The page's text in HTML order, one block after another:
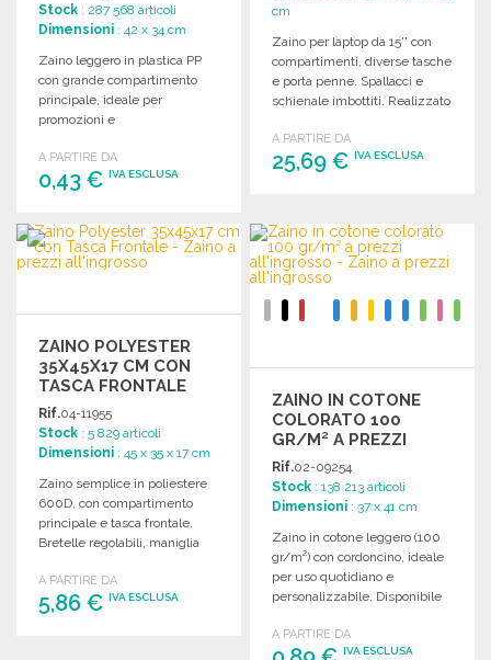
Stock : 287 568 articoli
Dimensioni : 42 x 34 cm
Zaino leggero in plastica PP
con grande compartimento
principale, ideale per
promozioni e
Dimensioni: 34 x 42 cm.
A PARTIRE DA
0,43 € IVA ESCLUSA
ORDINARE
Richiedi un preventivo
cm
Zaino per laptop da 15'' con
compartimenti, diverse tasche
e porta penne. Spallacci e
schienale imbottiti. Realizzato
A PARTIRE DA
25,69 €IVA ESCLUSA
Richiedi un preventivo
ZAINO POLYESTER
35X45X17 CM CON
TASCA FRONTALE
Rif.04-11955
Stock : 5 829 articoli
Dimensioni : 45 x 35 x 17 cm
Zaino semplice in poliestere
600D, con compartimento
principale e tasca frontale.
Bretelle regolabili, maniglia
x 17 cm.
A PARTIRE DA
5,86 € IVA ESCLUSA
ZAINO IN COTONE
COLORATO 100
GR/M² A PREZZI
ALL'INGROSSO
Rif.02-09254
Stock : 138 213 articoli
Dimensioni : 37 x 41 cm
Zaino in cotone leggero (100
gr/m²) con cordoncino, ideale
per uso quotidiano e
personalizzabile. Disponibile
A PARTIRE DA
IVA ESCLUSA